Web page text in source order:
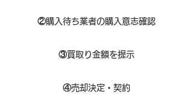
②購入待ち業者の購入意志確認
③買取り金額を提示
④売却決定・契約